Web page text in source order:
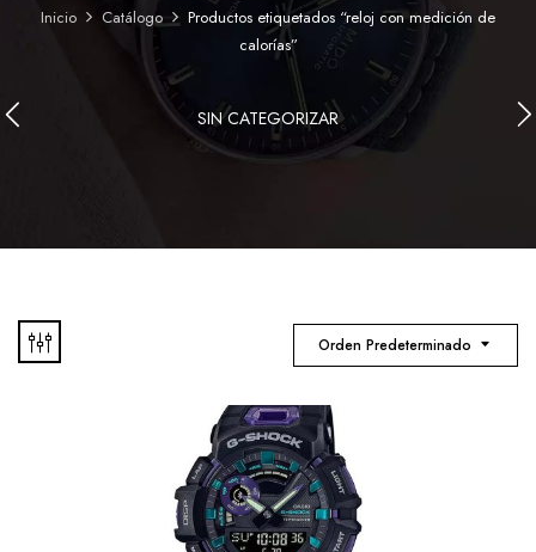
Inicio Catálogo
Productos etiquetados “reloj con medición de
calorías”
SIN CATEGORIZAR
Orden Predeterminado